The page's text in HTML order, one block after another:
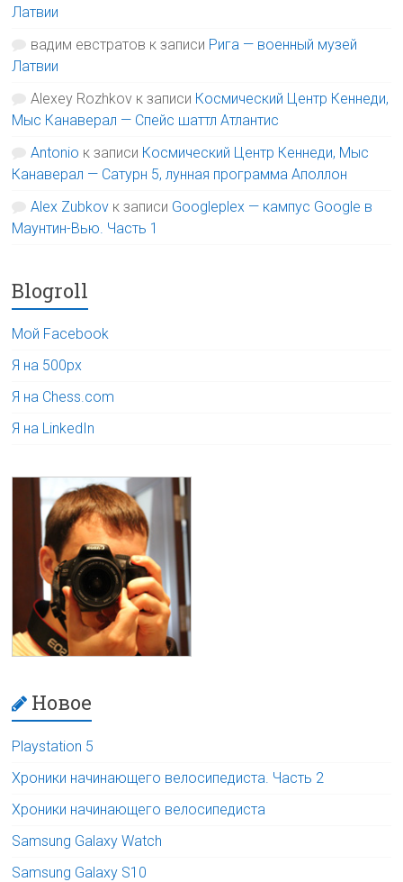
Латвии
вадим евстратов к записи Рига — военный музей
Латвии
Alexey Rozhkov к записи Космический Центр Кеннеди,
Мыс Канаверал — Спейс шаттл Атлантис
Antonio к записи Космический Центр Кеннеди, Мыс
Канаверал — Сатурн 5, лунная программа Аполлон
Alex Zubkov к записи Googleplex — кампус Google в
Маунтин-Вью. Часть 1
Blogroll
Мой Facebook
Я на 500px
Я на Chess.com
Я на LinkedIn
Новое
Playstation 5
Хроники начинающего велосипедиста. Часть 2
Хроники начинающего велосипедиста
Samsung Galaxy Watch
Samsung Galaxy S10